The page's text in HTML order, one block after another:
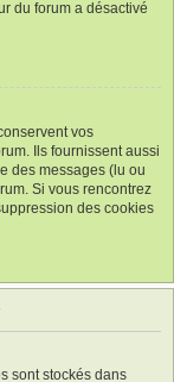
du forum a désactivé
vos
Ils fournissent aussi
des messages (lu ou
Si vous rencontrez
des cookies
sont stockés dans